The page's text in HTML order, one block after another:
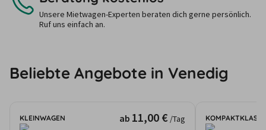
Unsere Mietwagen-Experten beraten dich gerne persönlich.
Ruf uns einfach an.
Beliebte Angebote in Venedig
KLEINWAGEN ab 11,00 € /Tag KOMPAKTKLASSE